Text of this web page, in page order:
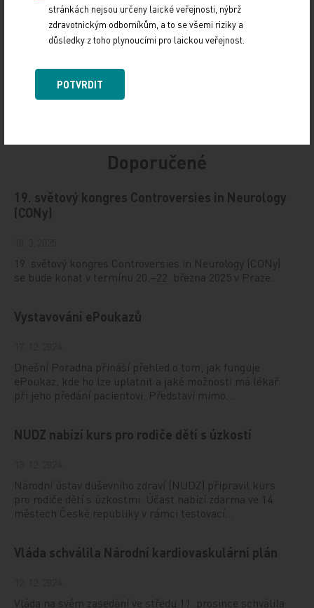
Doporučené
19. světový kongres Controversies in Neurology
(CONy)
19. světový kongres Controversies in Neurology (CONy)
se bude konat v termínu 20.–22. března 2025 v Praze.
Vystavování ePoukazů
Dnešní Poradna přináší přehled o tom, jak funguje
ePoukaz, kde ho lze uplatnit a jaké možnosti má lékař
při jeho předání pacientovi. Představí mimo…
NUDZ nabízí kurs pro rodiče dětí s úzkostí
Národní ústav duševního zdraví (NUDZ) připravil kurs
pro rodiče dětí s úzkostmi. Účast nabízí zdarma ve 14
městech České republiky v rámci testovací…
Vláda schválila Národní kardiovaskulární plán
Vláda na svém zasedání ve středu 11. prosince schválila
stránkách nejsou určeny laické veřejnosti, nýbrž
zdravotnickým odborníkům, a to se všemi riziky a
důsledky z toho plynoucími pro laickou veřejnost.
POTVRDIT